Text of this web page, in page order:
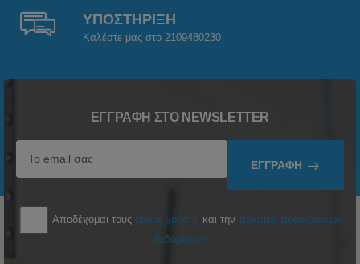
ΥΠΟΣΤΗΡΙΞΗ
Καλέστε μας στο 2109480230
ΕΓΓΡΑΦΉ ΣΤΟ NEWSLETTER
ΕΓΓΡΑΦΉ
Αποδέχομαι τους όρους χρήσης και την πολιτική προσωπικών
δεδομένων